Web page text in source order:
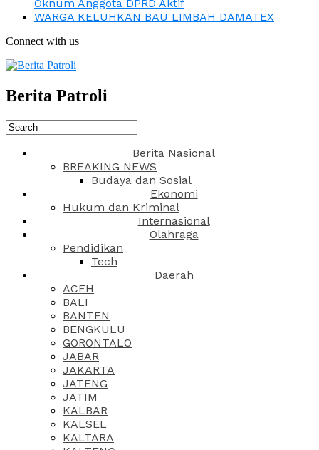
Oknum Anggota DPRD Aktif
WARGA KELUHKAN BAU LIMBAH DAMATEX
Connect with us
Berita Patroli
Berita Nasional
BREAKING NEWS
Budaya dan Sosial
Ekonomi
Hukum dan Kriminal
Internasional
Olahraga
Pendidikan
Tech
Daerah
ACEH
BALI
BANTEN
BENGKULU
GORONTALO
JABAR
JAKARTA
JATENG
JATIM
KALBAR
KALSEL
KALTARA